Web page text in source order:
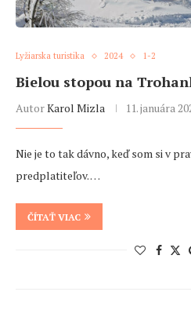
Lyžiarska turistika 2024 1-2
Bielou stopou na
AutorKarol Mizla 11. januára
Nie je to tak dávno, keď som si v
predplatiteľov. …
ČÍTAŤ VIAC